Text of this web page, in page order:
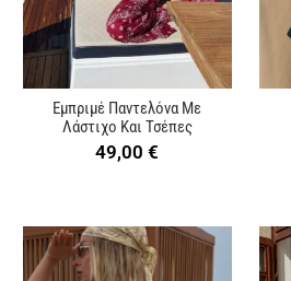
Εμπριμέ Παντελόνα Με
Λάστιχο Και Τσέπες
49,00€